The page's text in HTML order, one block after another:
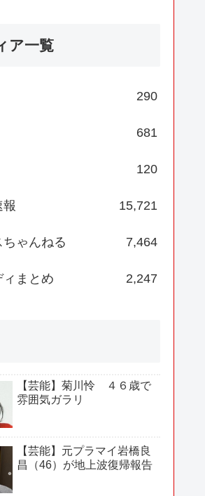
ア一覧
290
681
120
15,721
ゃんねる 7,464
まとめ 2,247
【芸能】菊川怜 ４６歳で
雰囲気ガラリ
【芸能】元プラマイ岩橋良
昌（46）が地上波復帰報告